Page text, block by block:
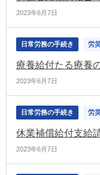
2023年6月7日
日常労務の手続き 労
療養給付たる療養
2023年6月7日
日常労務の手続き 労
2023年6月7日